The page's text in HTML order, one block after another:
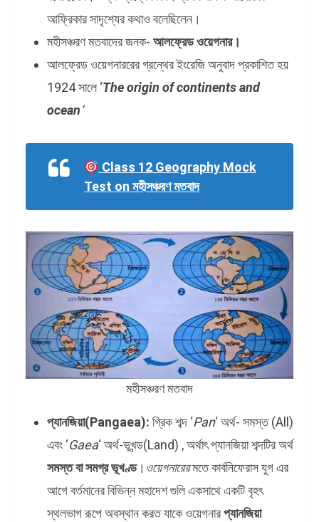
আফ্রিকার সাদৃশ্যের কথাও বলেছিলেন।
মহীসঞ্চরণ মতবাদের জনক- আলফ্রেড ওয়েগনার।
আলফ্রেড ওয়েগনাররের গ্রন্থের ইংরেজি অনুবাদ প্রকাশিত হয়
1924 সালে ‘The origin of continents and
ocean‘
Class 12 Geography Mock
Test on মহীসঞ্চরণ মতবাদ
মহীসঞ্চরণ মতবাদ
প্যানজিয়া(Pangaea): গ্রিক শব্দ ‘Pan‘ অর্থ- সমস্ত (All)
এবং ‘Gaea‘ অর্থ-ভূখন্ড(Land) , অর্থাৎ প্যানজিয়া শব্দটির অর্থ
সমস্ত বা সমগ্র ভূখণ্ড। ওয়েগনারেরমতে কার্বনিফেরাস যুগ এর
আগে বর্তমানের বিভিন্ন মহাদেশ গুলি একসাথে একটি বৃহৎ
স্থলভাগ রূপে অবস্থান করত যাকে ওয়েগনারপ্যানজিয়া